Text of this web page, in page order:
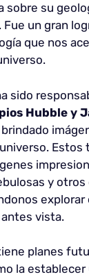
sobre su
un gran
que nos
sido
Hubble y
Estos
y
explorar
vista.
planes
la